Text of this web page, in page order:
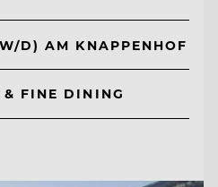
D) AM KNAPPENHOF
& FINE DINING